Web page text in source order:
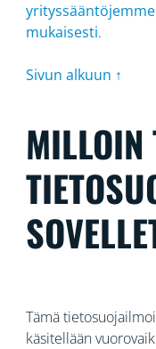
mukaisesti.
Sivun alkuun ↑
MILLOIN
Tämä
käsitellään